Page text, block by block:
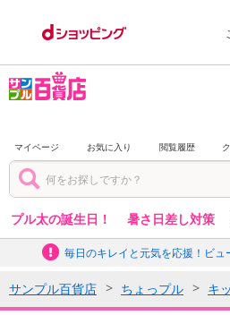
マイページ お気に入り 閲覧履歴
プル太の誕生日！ 暑さ日差し対策
毎日のキレイと元気を応援！ビュ
サンプル百貨店 ちょっプル キ